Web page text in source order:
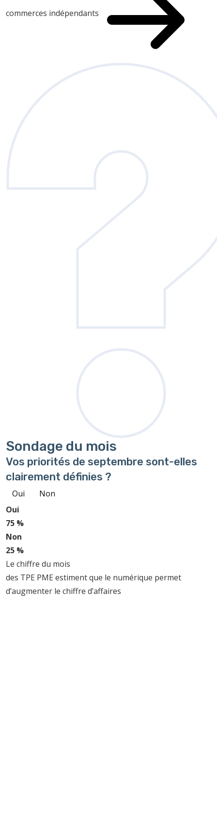
commerces indépendants
Sondage du mois
Vos priorités de septembre sont-elles
clairement définies ?
Oui
Non
Oui
75 %
Non
25 %
Le chiffre du mois
des TPE PME estiment que le numérique permet
d’augmenter le chiffre d’affaires